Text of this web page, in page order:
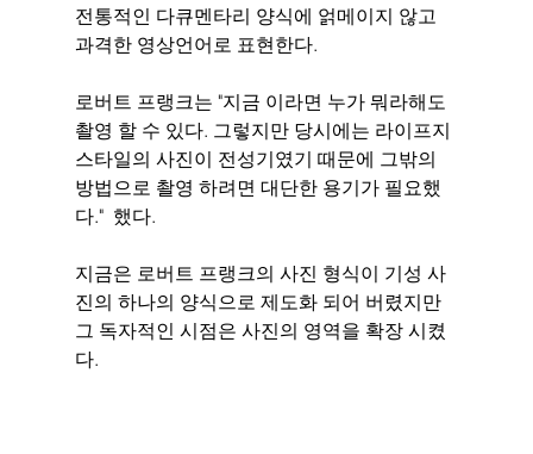
전통적인 다큐멘타리 양식에 얽메이지 않고
과격한 영상언어로 표현한다.
로버트 프랭크는 "지금 이라면 누가 뭐라해도
촬영 할 수 있다. 그렇지만 당시에는 라이프지
스타일의 사진이 전성기였기 때문에 그밖의
방법으로 촬영 하려면 대단한 용기가 필요했
다."  했다.
지금은 로버트 프랭크의 사진 형식이 기성 사
진의 하나의 양식으로 제도화 되어 버렸지만
그 독자적인 시점은 사진의 영역을 확장 시켰
다.